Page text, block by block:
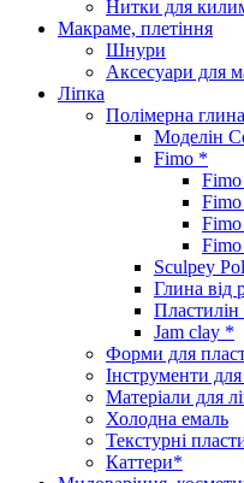
Нитки для
Макраме, плетіння
Шнури
Аксесуари для
Ліпка
Полімерна
Моделін
Fimo *
Sculpey
Глина від
Пластилін
Jam clay *
Форми для
Інструменти
Матеріали для
Холодна емаль
Текстурні
Каттери*